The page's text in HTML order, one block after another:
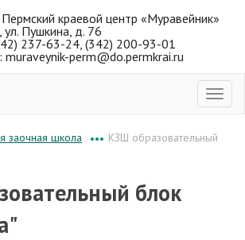
краевой центр «Муравейник»
ул. Пушкина, д. 76
237-63-24, (342) 200-93-01
muraveynik-perm@do.permkrai.ru
заочная школа ••• КЗШ образовательный
блок